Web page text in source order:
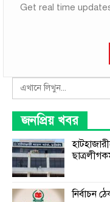
Get real time
Search
জনপ্রিয় খবর
নির্বাচন